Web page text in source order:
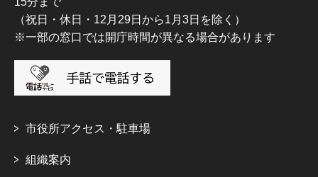
（祝日・休日・12月29日から1月3日を除く）
※一部の窓口では開庁時間が異なる場合があります
市役所アクセス・駐車場
組織案内